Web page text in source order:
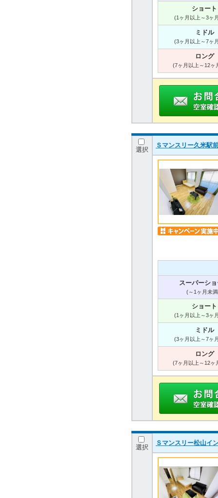
ショート
(1ヶ月以上～3ヶ
ミドル
(3ヶ月以上～7ヶ
ロング
(7ヶ月以上～12ヶ
選択
Ｓマンスリー久米駅
スーパーシ
(～1ヶ月未
ショート
(1ヶ月以上～3ヶ
ミドル
(3ヶ月以上～7ヶ
ロング
(7ヶ月以上～12ヶ
選択
Ｓマンスリー松山イ